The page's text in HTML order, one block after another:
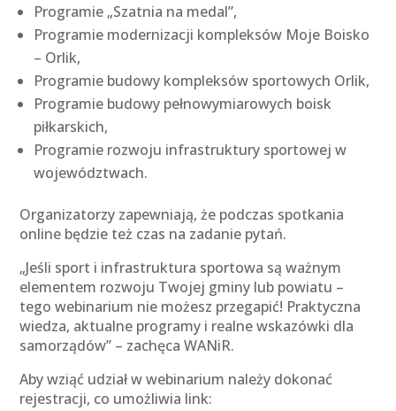
Programie „Szatnia na medal”,
Programie modernizacji kompleksów Moje Boisko
– Orlik,
Programie budowy kompleksów sportowych Orlik,
Programie budowy pełnowymiarowych boisk
piłkarskich,
Programie rozwoju infrastruktury sportowej w
województwach.
Organizatorzy zapewniają, że podczas spotkania
online będzie też czas na zadanie pytań.
„Jeśli sport i infrastruktura sportowa są ważnym
elementem rozwoju Twojej gminy lub powiatu –
tego webinarium nie możesz przegapić! Praktyczna
wiedza, aktualne programy i realne wskazówki dla
samorządów” – zachęca WANiR.
Aby wziąć udział w webinarium należy dokonać
rejestracji, co umożliwia link: